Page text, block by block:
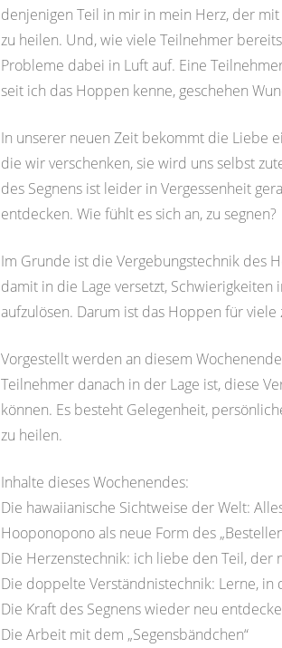
denjenigen Teil in mir in mein Herz, der
zu heilen. Und, wie viele Teilnehmer
Probleme dabei in Luft auf. Eine
seit ich das Hoppen kenne, geschehen
In unserer neuen Zeit bekommt die Liebe
die wir verschenken, sie wird uns selbst
des Segnens ist leider in Vergessenheit
entdecken. Wie fühlt es sich an, zu segnen?
Im Grunde ist die Vergebungstechnik des
damit in die Lage versetzt,
aufzulösen. Darum ist das Hoppen für
Vorgestellt werden an diesem
Teilnehmer danach in der Lage ist, diese
können. Es besteht Gelegenheit,
zu heilen.
Inhalte dieses Wochenendes:
Die hawaiianische Sichtweise der Welt:
Hooponopono als neue Form des
Die Herzenstechnik: ich liebe den Teil,
Die doppelte Verständnistechnik: Lerne, in
Die Kraft des Segnens wieder neu
Die Arbeit mit dem „Segensbändchen“